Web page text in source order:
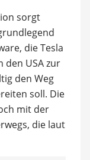
sorgt
die Tesla
den USA zur
den Weg
soll. Die
mit der
die laut